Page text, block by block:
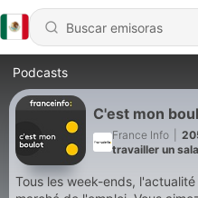
Podcasts
C'est mon
France Info
travailler un
Tous les week-ends,